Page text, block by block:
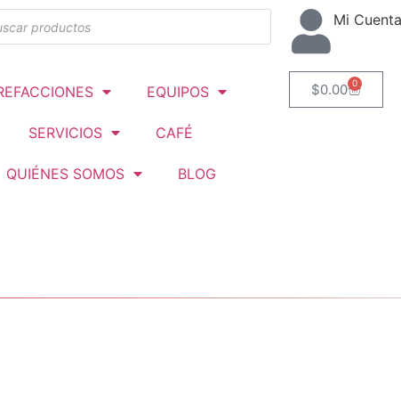
Mi Cuenta
EQUIPOS
SERVICIOS CAFÉ
QUIÉNES SOMOS BLOG
$0.00 0